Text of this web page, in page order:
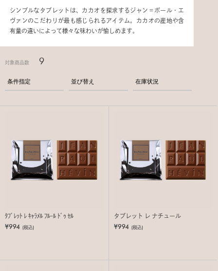
シンプルなタブレットは、カカオを探求するジャン＝ポール・エ
ヴァンのこだわりが最も感じられるアイテム。カカオの産地や含
有量の違いによって様々な味わいが愉しめます。
対象商品数 9
条件指定 並び替え 在庫状況
ﾀﾌﾞﾚｯﾄ ﾚ ｷｬﾗﾒﾙ ﾌﾙｰﾙ ﾄﾞｩ ｾﾙ
¥994 (税込)
タブレット レ ナチュール
¥994 (税込)